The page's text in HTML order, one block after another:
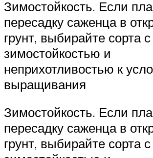
Зимостойкость. Если
пересадку саженца в
грунт, выбирайте сорта
зимостойкостью и
неприхотливостью к
выращивания
Зимостойкость. Если
пересадку саженца в
грунт, выбирайте сорта